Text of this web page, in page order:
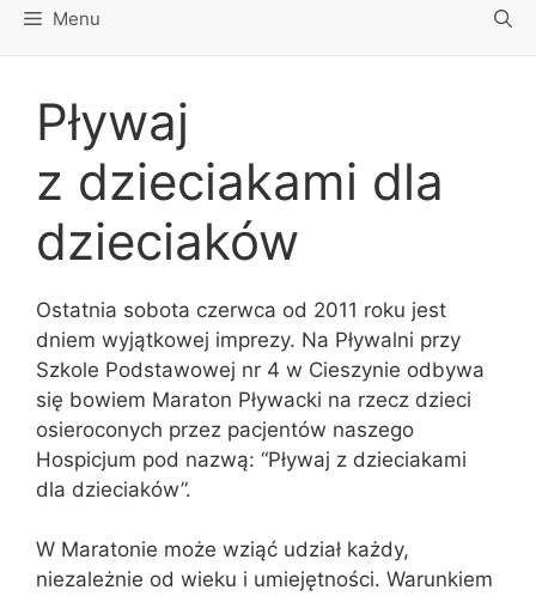
Menu
Pływaj
z dzieciakami dla
dzieciaków
Ostatnia sobota czerwca od 2011 roku jest
dniem wyjątkowej imprezy. Na Pływalni przy
Szkole Podstawowej nr 4 w Cieszynie odbywa
się bowiem Maraton Pływacki na rzecz dzieci
osieroconych przez pacjentów naszego
Hospicjum pod nazwą: “Pływaj z dzieciakami
dla dzieciaków”.
W Maratonie może wziąć udział każdy,
niezależnie od wieku i umiejętności. Warunkiem